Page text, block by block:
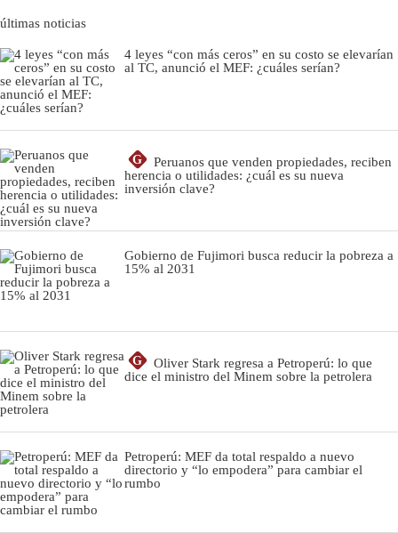
últimas noticias
4 leyes “con más ceros” en su costo se elevarían
al TC, anunció el MEF: ¿cuáles serían?
G
Peruanos que venden propiedades, reciben
herencia o utilidades: ¿cuál es su nueva
inversión clave?
Gobierno de Fujimori busca reducir la pobreza a
15% al 2031
G
Oliver Stark regresa a Petroperú: lo que
dice el ministro del Minem sobre la petrolera
Petroperú: MEF da total respaldo a nuevo
directorio y “lo empodera” para cambiar el
rumbo